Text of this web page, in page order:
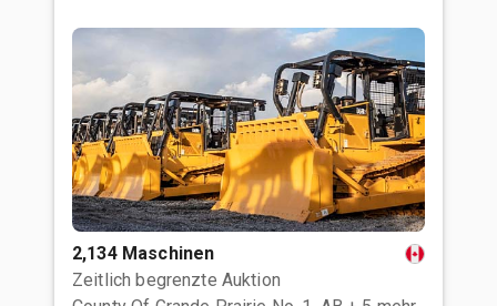
2,134 Maschinen
Zeitlich begrenzte Auktion